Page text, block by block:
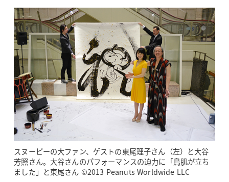
スヌーピーの大ファン、ゲストの東尾理子さん（左）と大谷
芳照さん。大谷さんのパフォーマンスの迫力に「鳥肌が立ち
ました」と東尾さん ©2013 Peanuts Worldwide LLC